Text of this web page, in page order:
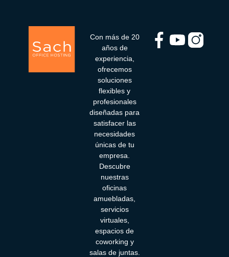
Con más de 20
años de
experiencia,
ofrecemos
soluciones
flexibles y
profesionales
diseñadas para
satisfacer las
necesidades
únicas de tu
empresa.
Descubre
nuestras
oficinas
amuebladas,
servicios
virtuales,
espacios de
coworking y
salas de juntas.